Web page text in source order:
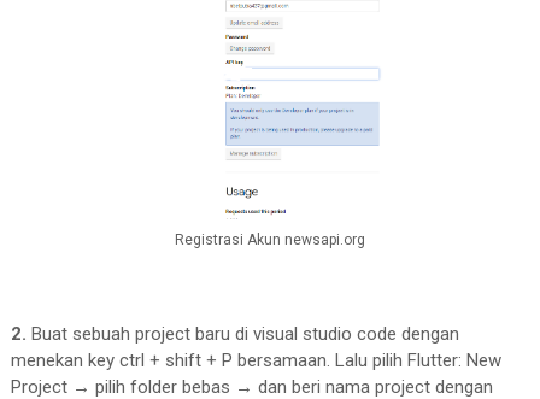
Registrasi Akun newsapi.org
2. Buat sebuah project baru di visual studio code dengan
menekan key ctrl + shift + P bersamaan. Lalu pilih Flutter: New
Project → pilih folder bebas → dan beri nama project dengan